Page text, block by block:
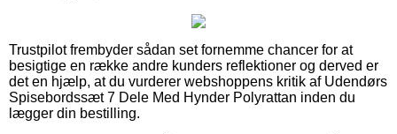
Trustpilot frembyder sådan set fornemme chancer for at
besigtige en række andre kunders reflektioner og derved er
det en hjælp, at du vurderer webshoppens kritik af Udendørs
Spisebordssæt 7 Dele Med Hynder Polyrattan inden du
lægger din bestilling.